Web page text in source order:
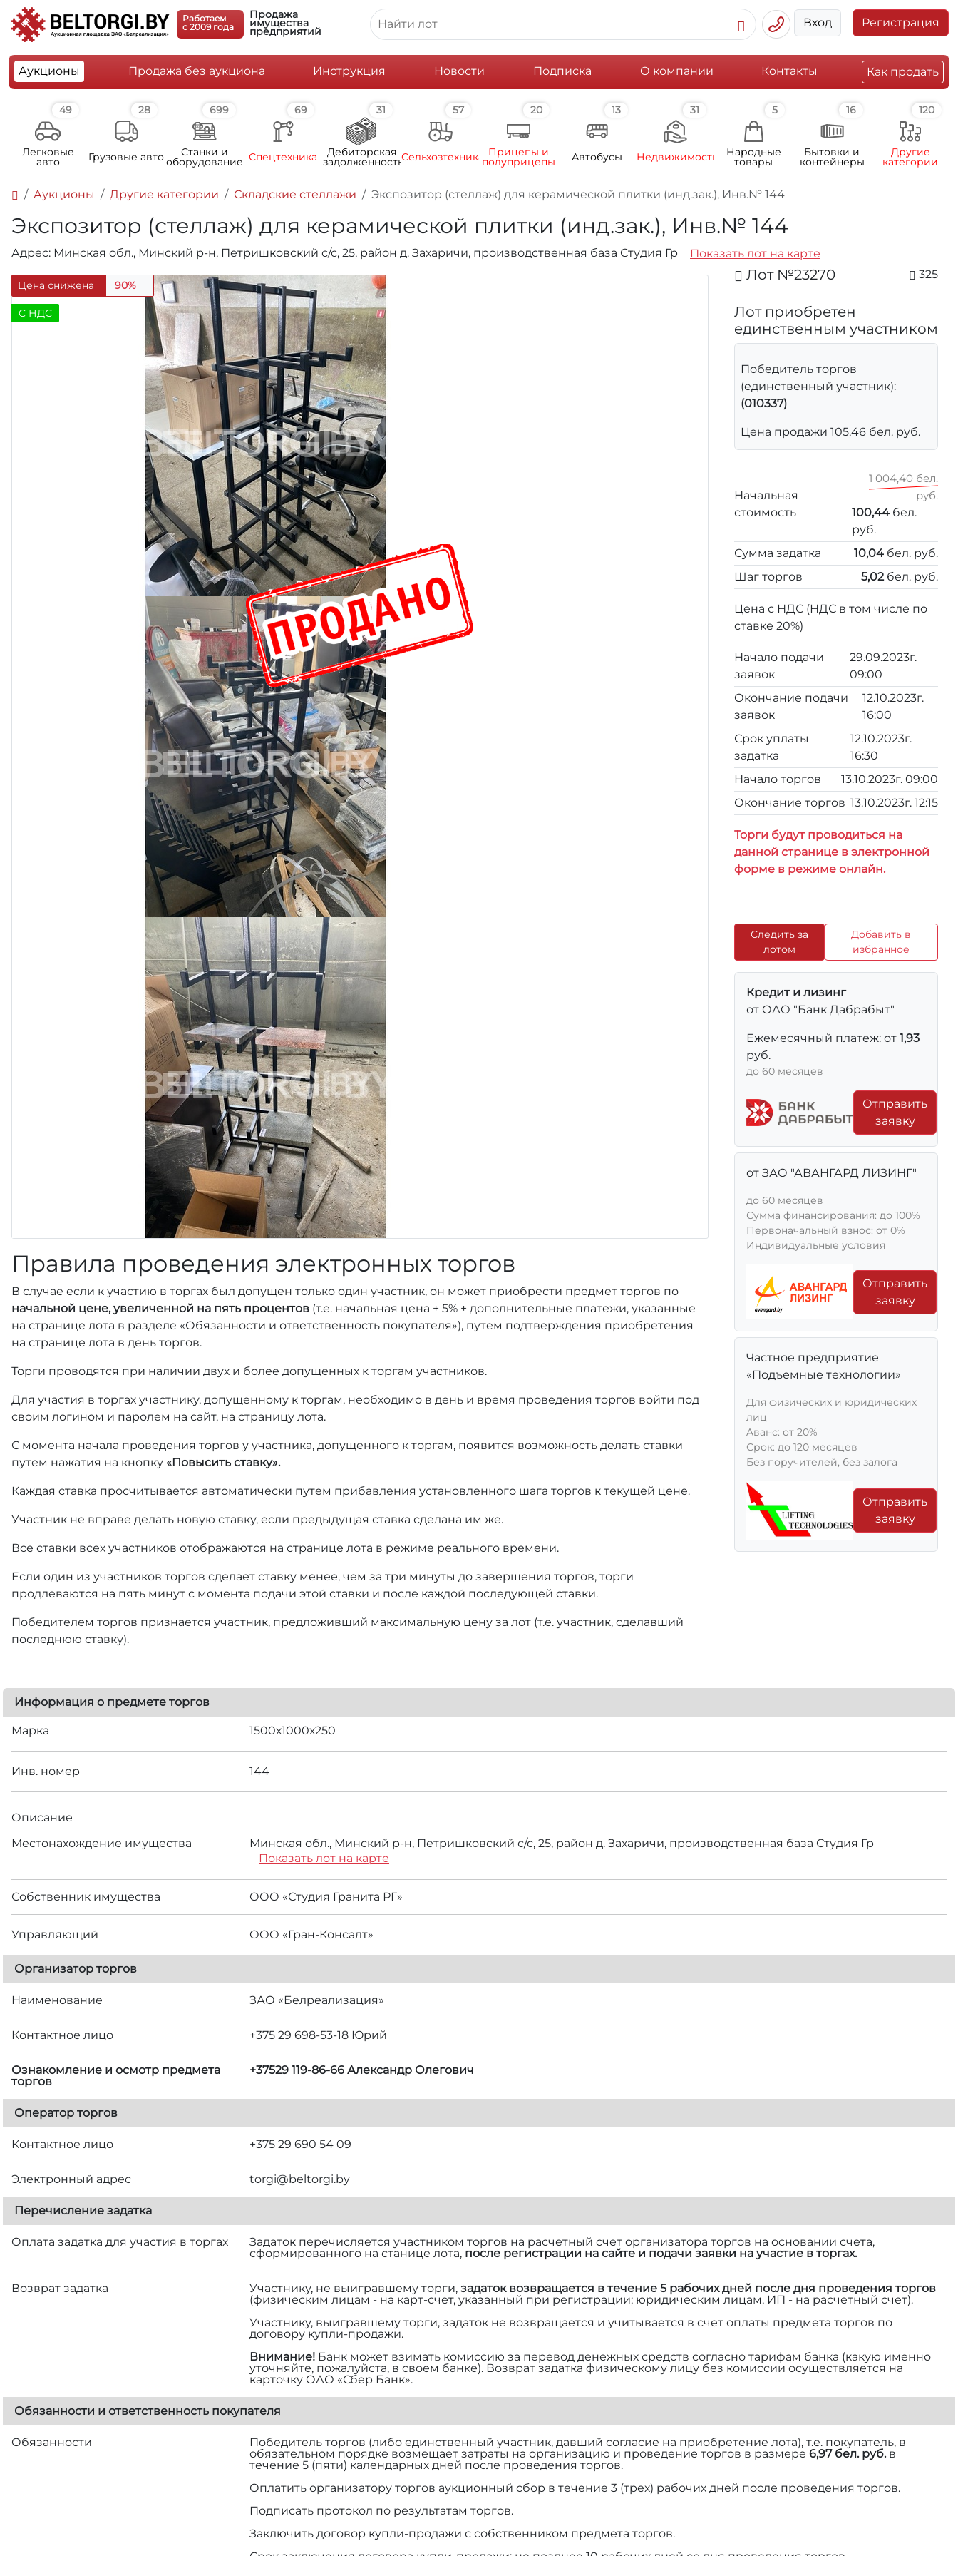
Работаем
c 2009 года
Продажа
имущества
предприятий
Вход Регистрация
Аукционы Продажа без аукциона Инструкция Новости Подписка О компании Контакты Как продать
49
Легковые
авто
28
Грузовые авто
699
Станки и
оборудование
69
Спецтехника
31
Дебиторская
задолженность
57
Сельхозтехника
20
Прицепы и
полуприцепы
13
Автобусы
31
Недвижимость
5
Народные
товары
16
Бытовки и
контейнеры
120
Другие
категории
Аукционы Другие категории Складские стеллажи Экспозитор (стеллаж) для керамической плитки (инд.зак.), Инв.№ 144
Экспозитор (стеллаж) для керамической плитки (инд.зак.), Инв.№ 144
Адрес: Минская обл., Минский р-н, Петришковский с/с, 25, район д. Захаричи, производственная база Студия Гр Показать лот на карте
Цена снижена 90%
C НДС
Правила проведения электронных торгов
В случае если к участию в торгах был допущен только один участник, он может приобрести предмет торгов по
начальной цене, увеличенной на пять процентов (т.е. начальная цена + 5% + дополнительные платежи, указанные
на странице лота в разделе «Обязанности и ответственность покупателя»), путем подтверждения приобретения
на странице лота в день торгов.
Торги проводятся при наличии двух и более допущенных к торгам участников.
Для участия в торгах участнику, допущенному к торгам, необходимо в день и время проведения торгов войти под
своим логином и паролем на сайт, на страницу лота.
С момента начала проведения торгов у участника, допущенного к торгам, появится возможность делать ставки
путем нажатия на кнопку «Повысить ставку».
Каждая ставка просчитывается автоматически путем прибавления установленного шага торгов к текущей цене.
Участник не вправе делать новую ставку, если предыдущая ставка сделана им же.
Все ставки всех участников отображаются на странице лота в режиме реального времени.
Если один из участников торгов сделает ставку менее, чем за три минуты до завершения торгов, торги
продлеваются на пять минут с момента подачи этой ставки и после каждой последующей ставки.
Победителем торгов признается участник, предложивший максимальную цену за лот (т.е. участник, сделавший
последнюю ставку).
Лот №23270 325
Лот приобретен
единственным участником
Победитель торгов
(единственный участник):
(010337)
Цена продажи 105,46 бел. руб.
Начальная
стоимость
1 004,40 бел.
руб.
100,44 бел.
руб.
Сумма задатка
10,04 бел. руб.
Шаг торгов
5,02бел. руб.
Цена с НДС (НДС в том числе по
ставке 20%)
Начало подачи
заявок
29.09.2023г.
09:00
Окончание подачи
заявок
12.10.2023г.
16:00
Срок уплаты
задатка
12.10.2023г.
16:30
Начало торгов
13.10.2023г. 09:00
Окончание торгов 13.10.2023г. 12:15
Торги будут проводиться на
данной странице в электронной
форме в режиме онлайн.
Следить за
лотом
Добавить в
избранное
Кредит и лизинг
от ОАО "Банк Дабрабыт"
Ежемесячный платеж: от 1,93
руб.
до 60 месяцев
Отправить
заявку
от ЗАО "АВАНГАРД ЛИЗИНГ"
до 60 месяцев
Сумма финансирования: до 100%
Первоначальный взнос: от 0%
Индивидуальные условия
Отправить
заявку
Частное предприятие
«Подъемные технологии»
Для физических и юридических
лиц
Aванс: от 20%
Срок: до 120 месяцев
Без поручителей, без залога
Отправить
заявку
Информация о предмете торгов
Марка 1500х1000х250
Инв. номер 144
Описание
Местонахождение имущества
Минская обл., Минский р-н, Петришковский с/с, 25, район д. Захаричи, производственная база Студия Гр
Показать лот на карте
Собственник имущества ООО «Студия Гранита РГ»
Управляющий ООО «Гран-Консалт»
Организатор торгов
Наименование ЗАО «Белреализация»
Контактное лицо +375 29 698-53-18 Юрий
Ознакомление и осмотр предмета
торгов
+37529 119-86-66 Александр Олегович
Оператор торгов
Контактное лицо +375 29 690 54 09
Электронный адрес torgi@beltorgi.by
Перечисление задатка
Оплата задатка для участия в торгах
Задаток перечисляется участником торгов на расчетный счет организатора торгов на основании счета,
сформированного на станице лота, после регистрации на сайте и подачи заявки на участие в торгах.
Возврат задатка Участнику, не выигравшему торги, задаток возвращается в течение 5 рабочих дней после дня проведения торгов
(физическим лицам - на карт-счет, указанный при регистрации; юридическим лицам, ИП - на расчетный счет).
Участнику, выигравшему торги, задаток не возвращается и учитывается в счет оплаты предмета торгов по
договору купли-продажи.
Внимание! Банк может взимать комиссию за перевод денежных средств согласно тарифам банка (какую именно
уточняйте, пожалуйста, в своем банке). Возврат задатка физическому лицу без комиссии осуществляется на
карточку ОАО «Сбер Банк».
Обязанности и ответственность покупателя
Обязанности
Победитель торгов (либо единственный участник, давший согласие на приобретение лота), т.е. покупатель, в
обязательном порядке возмещает затраты на организацию и проведение торгов в размере 6,97 бел. руб.в
течение 5 (пяти) календарных дней после проведения торгов.
Оплатить организатору торгов аукционный сбор в течение 3 (трех) рабочих дней после проведения торгов.
Подписать протокол по результатам торгов.
Заключить договор купли-продажи с собственником предмета торгов.